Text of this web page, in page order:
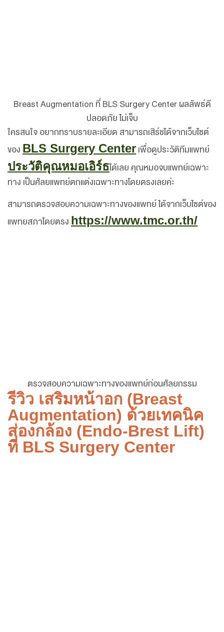
Breast Augmentation ที่ BLS Surgery Center ผลลัพธ์ดี
ปลอดภัย ไม่เจ็บ
ใครสนใจ อยากทราบรายละเอียด สามารถเสิร์ชได้จากเว็บไซต์
ของ BLS Surgery Centerเพื่อดูประวัติทีมแพทย์
ประวัติคุณหมอเอิร์ธได้เลย คุณหมอจบแพทย์เฉพาะ
ทาง เป็นศัลยแพทย์ตกแต่งเฉพาะทางโดยตรงเลยค่ะ
สามารถตรวจสอบความเฉพาะทางของแพทย์ ได้จากเว็บไซต์ของ
แพทยสภาโดยตรง https://www.tmc.or.th/
ตรวจสอบความเฉพาะทางของแพทย์ก่อนศัลยกรรม
รีวิว เสริมหน้าอก (Breast
Augmentation) ด้วยเทคนิค
ส่องกล้อง (Endo-Brest Lift)
ที่ BLS Surgery Center